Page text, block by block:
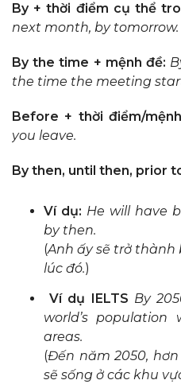
By + thời điểm cụ thể
next month, by tomorrow.
By the time + mệnh đề:
the time the meeting
Before + thời điểm/
you leave.
By then, until then, prior
Ví dụ: He will have
by then.
(Anh ấy sẽ trở thành
lúc đó.)
Ví dụ IELTS By
world’s
areas.
(Đến năm 2050,
sẽ sống ở các khu